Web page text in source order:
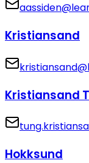
Kristiansand
Kristiansand
Hokksund